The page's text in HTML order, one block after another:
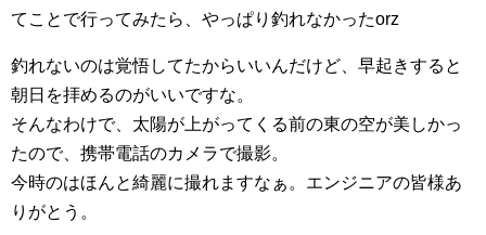
てことで行ってみたら、やっぱり釣れなかったorz
釣れないのは覚悟してたからいいんだけど、早起きすると
朝日を拝めるのがいいですな。
そんなわけで、太陽が上がってくる前の東の空が美しかっ
たので、携帯電話のカメラで撮影。
今時のはほんと綺麗に撮れますなぁ。エンジニアの皆様あ
りがとう。